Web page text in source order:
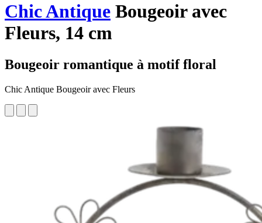
Chic Antique Bougeoir avec
Fleurs, 14 cm
Bougeoir romantique à motif floral
Chic Antique Bougeoir avec Fleurs